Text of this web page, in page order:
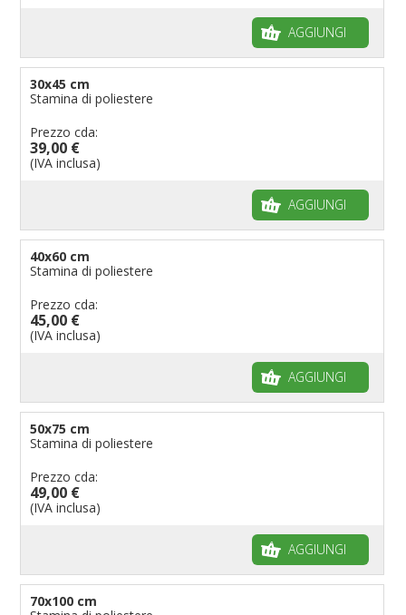
AGGIUNGI
30x45 cm
Stamina di poliestere
Prezzo cda:
39,00 €
(IVA inclusa)
AGGIUNGI
40x60 cm
Stamina di poliestere
Prezzo cda:
45,00 €
(IVA inclusa)
AGGIUNGI
50x75 cm
Stamina di poliestere
Prezzo cda:
49,00 €
(IVA inclusa)
AGGIUNGI
70x100 cm